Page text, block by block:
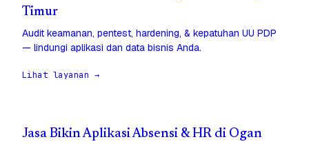
Timur
Audit keamanan, pentest, hardening, & kepatuhan UU PDP
— lindungi aplikasi dan data bisnis Anda.
Lihat layanan →
Jasa Bikin Aplikasi Absensi & HR di Ogan